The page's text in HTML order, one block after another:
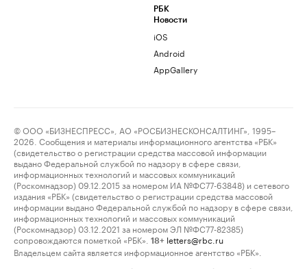
РБК
Новости
iOS
Android
AppGallery
© ООО «БИЗНЕСПРЕСС», АО «РОСБИЗНЕСКОНСАЛТИНГ», 1995–
2026. Сообщения и материалы информационного агентства «РБК»
(свидетельство о регистрации средства массовой информации
выдано Федеральной службой по надзору в сфере связи,
информационных технологий и массовых коммуникаций
(Роскомнадзор) 09.12.2015 за номером ИА №ФС77-63848) и сетевого
издания «РБК» (свидетельство о регистрации средства массовой
информации выдано Федеральной службой по надзору в сфере связи,
информационных технологий и массовых коммуникаций
(Роскомнадзор) 03.12.2021 за номером ЭЛ №ФС77-82385)
сопровождаются пометкой «РБК».
18+ letters@rbc.ru
Владельцем сайта является информационное агентство «РБК».